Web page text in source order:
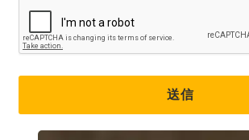
送信